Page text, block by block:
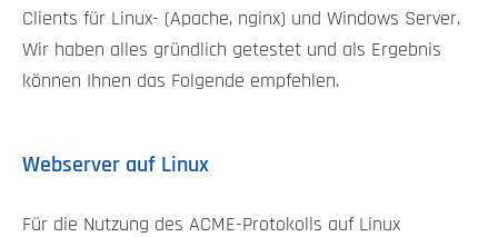
Clients für Linux- (Apache, nginx) und Windows Server.
Wir haben alles gründlich getestet und als Ergebnis
können Ihnen das Folgende empfehlen.
Webserver auf Linux
Für die Nutzung des ACME-Protokolls auf Linux